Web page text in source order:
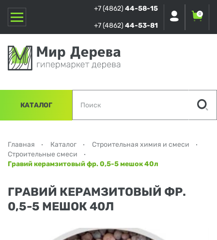
+7 (4862) 44-58-15
+7 (4862) 44-53-81
0
КАТАЛОГ
Главная Каталог
Строительная химия и смеси
Строительные смеси
Гравий керамзитовый фр. 0,5-5 мешок 40л
ГРАВИЙ КЕРАМЗИТОВЫЙ ФР.
0,5-5 МЕШОК 40Л